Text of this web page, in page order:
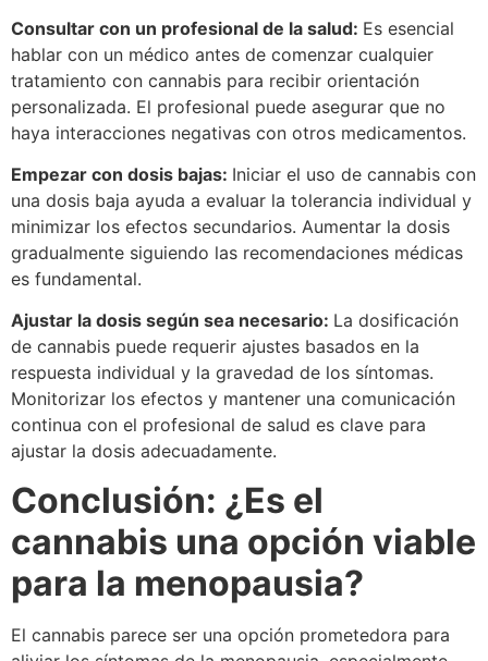
Consultar con un profesional de la salud: Es esencial
hablar con un médico antes de comenzar cualquier
tratamiento con cannabis para recibir orientación
personalizada. El profesional puede asegurar que no
haya interacciones negativas con otros medicamentos.
Empezar con dosis bajas: Iniciar el uso de cannabis con
una dosis baja ayuda a evaluar la tolerancia individual y
minimizar los efectos secundarios. Aumentar la dosis
gradualmente siguiendo las recomendaciones médicas
es fundamental.
Ajustar la dosis según sea necesario: La dosificación
de cannabis puede requerir ajustes basados en la
respuesta individual y la gravedad de los síntomas.
Monitorizar los efectos y mantener una comunicación
continua con el profesional de salud es clave para
ajustar la dosis adecuadamente.
Conclusión: ¿Es el
cannabis una opción viable
para la menopausia?
El cannabis parece ser una opción prometedora para